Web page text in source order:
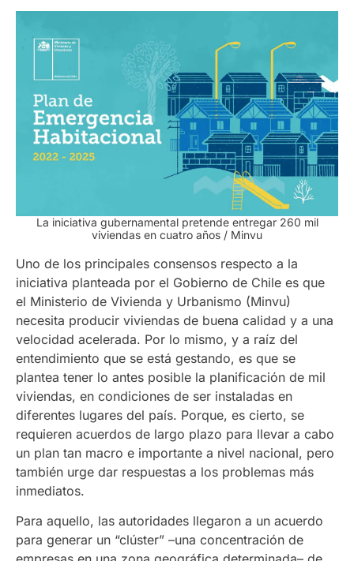
La iniciativa gubernamental pretende entregar 260 mil
viviendas en cuatro años / Minvu
Uno de los principales consensos respecto a la
iniciativa planteada por el Gobierno de Chile es que
el Ministerio de Vivienda y Urbanismo (Minvu)
necesita producir viviendas de buena calidad y a una
velocidad acelerada. Por lo mismo, y a raíz del
entendimiento que se está gestando, es que se
plantea tener lo antes posible la planificación de mil
viviendas, en condiciones de ser instaladas en
diferentes lugares del país. Porque, es cierto, se
requieren acuerdos de largo plazo para llevar a cabo
un plan tan macro e importante a nivel nacional, pero
también urge dar respuestas a los problemas más
inmediatos.
Para aquello, las autoridades llegaron a un acuerdo
para generar un “clúster” –una concentración de